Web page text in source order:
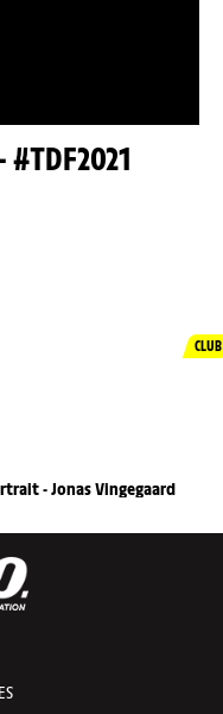
#TDF2021
CLUB
- Jonas Vingegaard